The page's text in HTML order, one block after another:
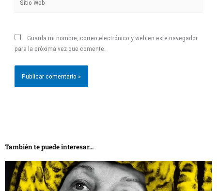
Web
Guarda mi nombre, correo electrónico y web en este navegador
para la próxima vez que comente.
También te puede interesar...